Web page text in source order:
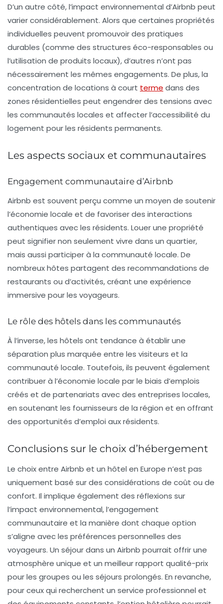
D’un autre côté, l’impact environnemental d’Airbnb peut
varier considérablement. Alors que certaines propriétés
individuelles peuvent promouvoir des pratiques
durables (comme des structures éco-responsables ou
l’utilisation de produits locaux), d’autres n’ont pas
nécessairement les mêmes engagements. De plus, la
concentration de locations à court terme dans des
zones résidentielles peut engendrer des tensions avec
les communautés locales et affecter l’accessibilité du
logement pour les résidents permanents.
Les aspects sociaux et communautaires
Engagement communautaire d’Airbnb
Airbnb est souvent perçu comme un moyen de soutenir
l’économie locale et de favoriser des interactions
authentiques avec les résidents. Louer une propriété
peut signifier non seulement vivre dans un quartier,
mais aussi participer à la communauté locale. De
nombreux hôtes partagent des recommandations de
restaurants ou d’activités, créant une expérience
immersive pour les voyageurs.
Le rôle des hôtels dans les communautés
À l’inverse, les hôtels ont tendance à établir une
séparation plus marquée entre les visiteurs et la
communauté locale. Toutefois, ils peuvent également
contribuer à l’économie locale par le biais d’emplois
créés et de partenariats avec des entreprises locales,
en soutenant les fournisseurs de la région et en offrant
des opportunités d’emploi aux résidents.
Conclusions sur le choix d’hébergement
Le choix entre Airbnb et un hôtel en Europe n’est pas
uniquement basé sur des considérations de coût ou de
confort. Il implique également des réflexions sur
l’impact environnemental, l’engagement
communautaire et la manière dont chaque option
s’aligne avec les préférences personnelles des
voyageurs. Un séjour dans un Airbnb pourrait offrir une
atmosphère unique et un meilleur rapport qualité-prix
pour les groupes ou les séjours prolongés. En revanche,
pour ceux qui recherchent un service professionnel et